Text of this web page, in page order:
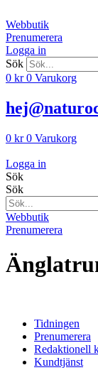
till
innehåll
Webbutik
Prenumerera
Logga in
Sök
0 kr 0 Varukorg
0 kr 0 Varukorg
Logga in
Sök
Sök
Webbutik
Prenumerera
Tidningen
Prenumerera
Redaktionell
Kundtjänst